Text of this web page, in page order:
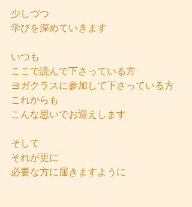
少しづつ
学びを深めていきます
いつも
ここで読んで下さっている方
ヨガクラスに参加して下さっている方
これからも
こんな思いでお迎えします
そして
それが更に
必要な方に届きますように